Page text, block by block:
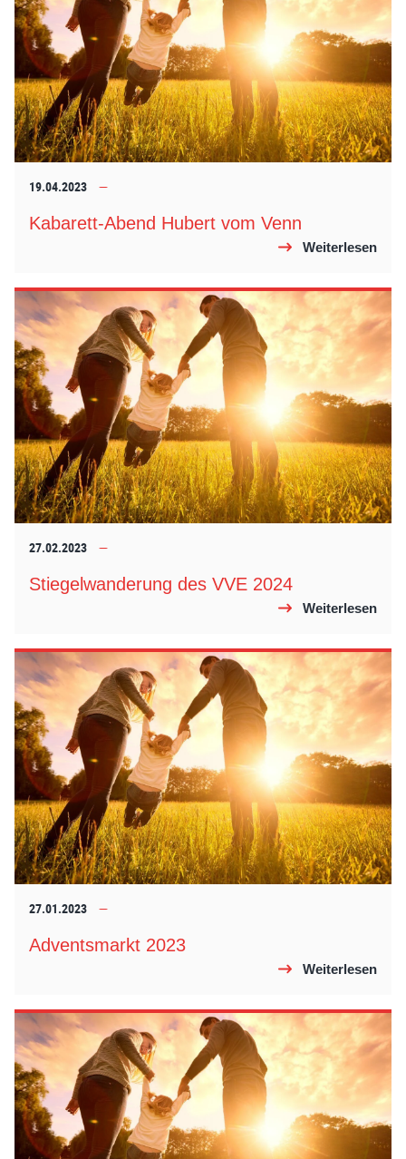
19.04.2023
Kabarett-Abend Hubert vom Venn
Weiterlesen
27.02.2023
Stiegelwanderung des VVE 2024
Weiterlesen
27.01.2023
Adventsmarkt 2023
Weiterlesen